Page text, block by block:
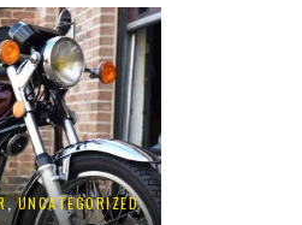
,UNCATEGORIZED